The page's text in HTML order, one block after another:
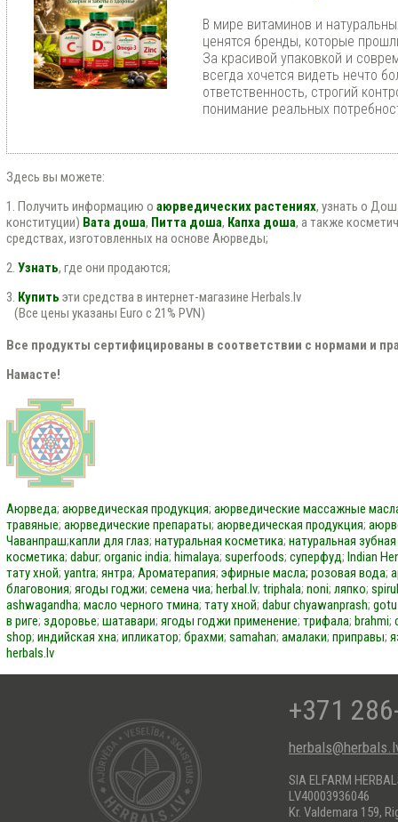
В мире витаминов и
ценятся бренды, которые
За красивой упаковкой и
всегда хочется видеть нечто
ответственность, строгий
понимание реальных
Здесь вы можете:
1. Получить информацию о аюрведических растениях, узнать о
конституции) Вата доша, Питта доша, Капха доша, а также
средствах, изготовленных на основе Аюрведы;
2. Узнать, где они продаются;
3. Купить эти средства в интернет-магазине Herbals.lv
(Все цены указаны Euro с 21% PVN)
Все продукты сертифицированы в соответствии с нормами и
Намасте!
Аюрведа; аюрведическая продукция; аюрведические массажные
травяные; аюрведические препараты; аюрведическая продукция;
Чаванпраш;капли для глаз; натуральная косметика; натуральная
косметика; dabur; organic india; himalaya; superfoods; суперфуд; Indian
тату хной; yantra; янтра; Ароматерапия; эфирные масла; розовая вода;
благовония; ягоды годжи; семена чиа; herbal.lv; triphala; noni; ляпко;
ashwagandha; масло черного тмина; тату хной; daburchyawanprash;
в риге; здоровье; шатавари; ягоды годжи применение; трифала; brahmi;
shop; индийская хна; ипликатор; брахми; samahan; амалаки; приправы;
herbals.lv
+371
SIA ELFARM
LV40003936046
Kr. Valdemara 159,